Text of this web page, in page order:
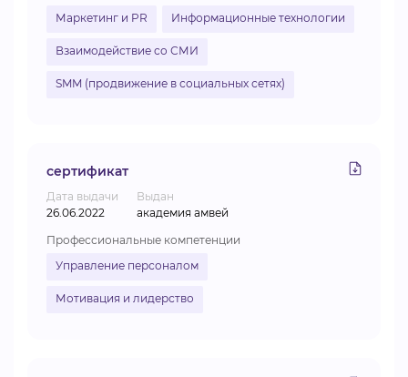
Маркетинг и PR
Информационные технологии
Взаимодействие со СМИ
SMM (продвижение в социальных сетях)
сертификат
Дата выдачи
26.06.2022
Выдан
академия амвей
Профессиональные компетенции
Управление персоналом
Мотивация и лидерство